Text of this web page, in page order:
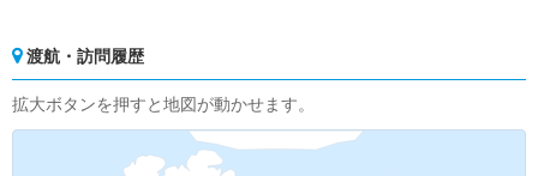
渡航・訪問履歴
拡大ボタンを押すと地図が動かせます。